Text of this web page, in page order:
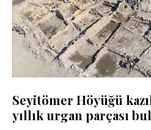
Seyitömer Höyüğü
yıllık urgan parçası